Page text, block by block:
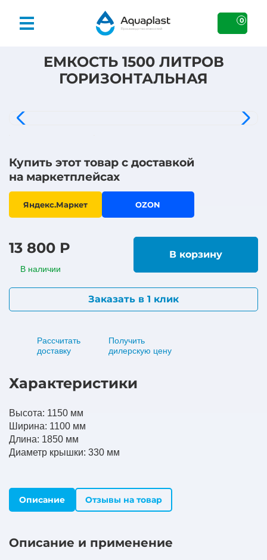
0
ЕМКОСТЬ 1500 ЛИТРОВ
ГОРИЗОНТАЛЬНАЯ
Характеристики
Высота: 1150 мм
Ширина: 1100 мм
Длина: 1850 мм
Диаметр крышки: 330 мм
13 800 Р
В наличии
В корзину
Заказать в 1 клик
Купить этот товар с доставкой
на маркетплейсах
Яндекс.Маркет OZON
Рассчитать
доставку
Получить
дилерскую цену
Описание Отзывы на товар
Описание и применение